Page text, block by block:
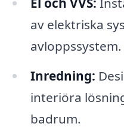
av elektriska
avloppssystem.
Inredning:
interiöra
badrum.